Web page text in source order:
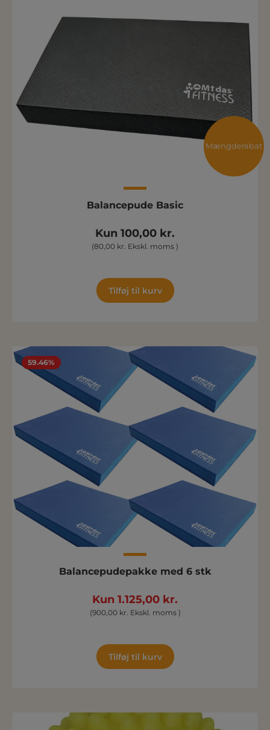
Mængderabat
Balancepude Basic
Kun 100,00 kr.
(80,00 kr. Ekskl. moms )
Tilføj til kurv
59.46%
Balancepudepakke med 6 stk
Kun 1.125,00 kr.
(900,00 kr. Ekskl. moms )
Tilføj til kurv